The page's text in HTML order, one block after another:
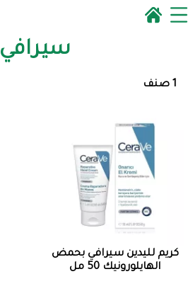
سيرافي
1 صنف
كريم لليدين سيرافي بحمض
الهايلورونيك 50 مل